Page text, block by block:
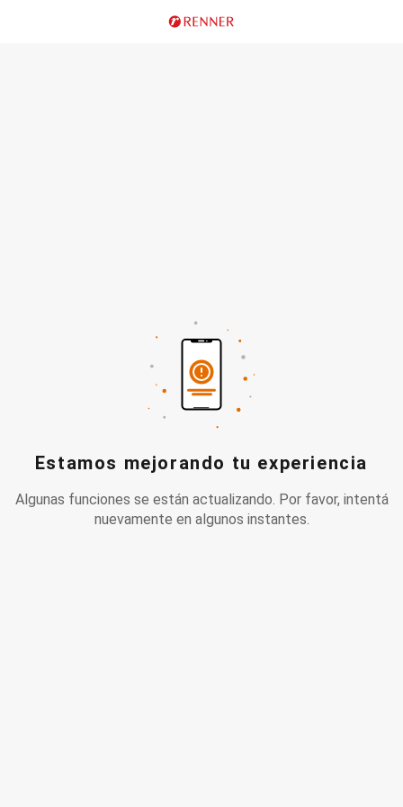
Estamos mejorando tu experiencia
Algunas funciones se están actualizando. Por favor, intentá
nuevamente en algunos instantes.